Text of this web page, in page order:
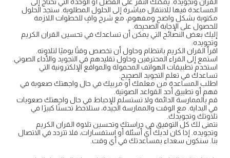
المساعدة فيها للانتقال مباشرة إلى الحلول المطلوبة. ستجد الحلول
مكتوبة بشكل واضح ومفهوم، مع شرح وافٍ للخطوات اللازمة
للحصول على الإجابة الصحيحة.
إليك بعض النصائح التي يمكن أن تساعدك في تحسين القران الكريم
وتجويده:
اقرأ القران الكريم بانتظام وحاول أن تخصص وقتًا يوميًا لتلاوته.
استمع إلى القراء المحترفين وحاول تقليدهم في التجويد والأداء الصوتي.
استخدم تطبيقات الهواتف المحمولة والمواقع الإلكترونية التي
تساعدك في تعلم التجويد الصحيح.
اطلب المساعدة من معلمك أو مربيك في حال واجهتك صعوبة في
فهم أو تطبيق أحد القواعد الصوتية.
قم بالممارسة الدائمة ولا تستسلم للإحباط في حال واجهتك صعوبات
في البداية. مع الوقت والممارسة الجيدة، ستلاحظ تحسنًا كبيرًا في
تلاوتك وتجويدك.
نتمنى لك كل التوفيق في دراستك وتحسين تلاوة القران الكريم
وتجويده. إذا كان لديك أي أسئلة أو استفسارات، فلا تتردد في الاتصال
بنا. سنكون سعداء بمساعدتك في أي وقت.